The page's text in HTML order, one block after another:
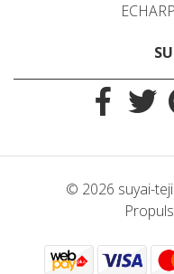
© 2026 suyai-